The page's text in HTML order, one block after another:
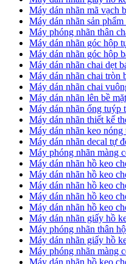
​Máy dán nhãn mã vạch
​Máy dán nhãn sản
Máy phóng nhãn thân
​Máy dán nhãn góc hộp
Máy dán nhãn góc hộp
​Máy dán nhãn chai dẹt
Máy dán nhãn chai tròn
Máy dán nhãn chai
Máy dán nhãn lên bề
​Máy dán nhãn ống tuýp
Máy dán nhãn thiết kế
​Máy dán nhãn keo nóng
Máy dán nhãn decal tự
Máy phóng nhãn màng
Máy dán nhãn hồ keo
Máy dán nhãn hồ keo
Máy dán nhãn hồ keo
Máy dán nhãn hồ keo
Máy dán nhãn hồ keo
Máy dán nhãn giấy hồ
Máy phóng nhãn thân
Máy dán nhãn giấy hồ
Máy phóng nhãn màng
Máy dán nhãn hồ keo